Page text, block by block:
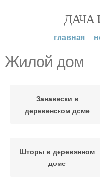
ДАЧА
главная
Жилой дом
Занавески в
деревенском доме
Шторы в деревянном
доме